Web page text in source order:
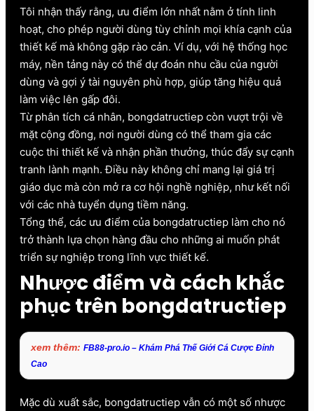
Tôi nhận thấy rằng, ưu điểm lớn nhất nằm ở tính linh
hoạt, cho phép người dùng tùy chỉnh mọi khía cạnh của
thiết kế mà không gặp rào cản. Ví dụ, với hệ thống học
máy, nền tảng này có thể dự đoán nhu cầu của người
dùng và gợi ý tài nguyên phù hợp, giúp tăng hiệu quả
làm việc lên gấp đôi.
Từ phân tích cá nhân, bongdatructiep còn vượt trội về
mặt cộng đồng, nơi người dùng có thể tham gia các
cuộc thi thiết kế và nhận phần thưởng, thúc đẩy sự cạnh
tranh lành mạnh. Điều này không chỉ mang lại giá trị
giáo dục mà còn mở ra cơ hội nghề nghiệp, như kết nối
với các nhà tuyển dụng tiềm năng.
Tổng thể, các ưu điểm của bongdatructiep làm cho nó
trở thành lựa chọn hàng đầu cho những ai muốn phát
triển sự nghiệp trong lĩnh vực thiết kế.
Nhược điểm và cách khắc
phục trên bongdatructiep
xem thêm: FB88-pro.io – Khám Phá Thế Giới Cá Cược Đỉnh
Cao
Mặc dù xuất sắc, bongdatructiep vẫn có một số nhược